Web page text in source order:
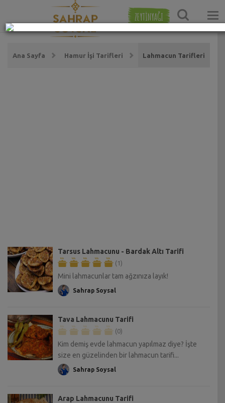
ZEYTİNYAĞI
Ana Sayfa Hamur İşi Tarifleri Lahmacun Tarifleri
Tarsus Lahmacunu - Bardak Altı Tarifi
(1)
Mini lahmacunlar tam ağzınıza layık!
Sahrap Soysal
Tava Lahmacunu Tarifi
(0)
Kim demiş evde lahmacun yapılmaz diye? İşte
size en güzelinden bir lahmacun tarifi...
Sahrap Soysal
Arap Lahmacunu Tarifi